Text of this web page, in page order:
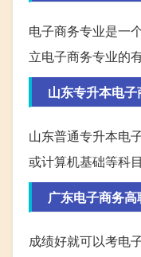
电子商务专业是一
立电子商务专业的
山东专升本电
山东普通专升本电
或计算机基础等科目
广东电子商务
成绩好就可以考电